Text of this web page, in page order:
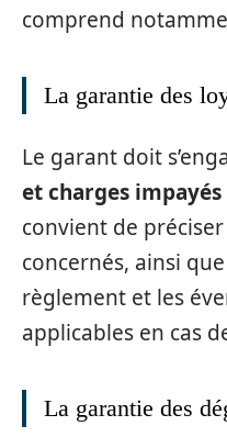
comprend
La garantie des
Le garant doit
et charges impayés
convient de
concernés, ainsi
règlement et les
applicables en cas
La garantie des